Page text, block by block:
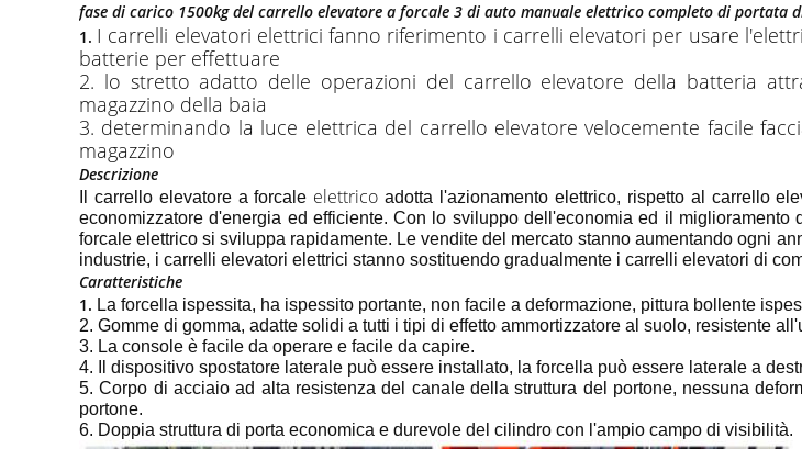
fase di carico 1500kg del carrello elevatore a forcale 3 di auto manuale elettrico completo di portata
1. I carrelli elevatori elettrici fanno riferimento i carrelli elevatori per usare
batterie per effettuare
2. lo stretto adatto delle operazioni del carrello elevatore della batteria
magazzino della baia
3. determinando la luce elettrica del carrello elevatore velocemente facile
magazzino
Descrizione
Il carrello elevatore a forcale elettricoadotta l'azionamento elettrico, rispetto al carrello
economizzatore d'energia ed efficiente. Con lo sviluppo dell'economia ed il
forcale elettrico si sviluppa rapidamente. Le vendite del mercato stanno aumentando ogni
industrie, i carrelli elevatori elettrici stanno sostituendo gradualmente i carrelli elevatori di
Caratteristiche
1. La forcella ispessita, ha ispessito portante, non facile a deformazione, pittura bollente
2. Gomme di gomma, adatte solidi a tutti i tipi di effetto ammortizzatore al suolo, resistente
3. La console è facile da operare e facile da capire.
4. Il dispositivo spostatore laterale può essere installato, la forcella può essere laterale a
5. Corpo di acciaio ad alta resistenza del canale della struttura del portone, nessuna
portone.
6. Doppia struttura di porta economica e durevole del cilindro con l'ampio campo di visibilità.